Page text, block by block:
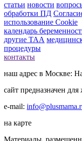
статьи новости
обработки ПД
использование Cookie
календарь
другие ТАА
процедуры
контакты
наш адрес в Москве:
сайт предназначен
e-mail:
на карте
Материалы,